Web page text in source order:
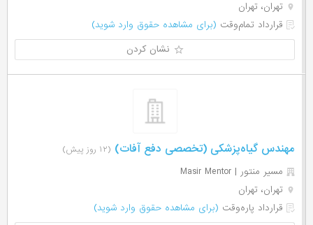
تهران، تهران
قرارداد تمام‌وقت (برای مشاهده حقوق وارد شوید)
نشان کردن
مهندس گیاه‌پزشکی (تخصصی دفع آفات) (۱۲ روز پیش)
مسیر منتور | Masir Mentor
تهران، تهران
قرارداد پاره‌وقت (برای مشاهده حقوق وارد شوید)